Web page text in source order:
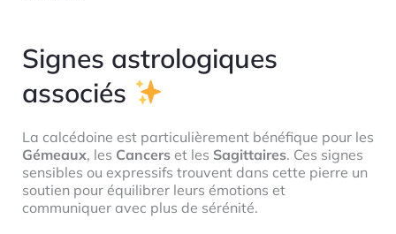
Signes astrologiques
associés
La calcédoine est particulièrement bénéfique pour les
Gémeaux, les Cancers et les Sagittaires. Ces signes
sensibles ou expressifs trouvent dans cette pierre un
soutien pour équilibrer leurs émotions et
communiquer avec plus de sérénité.